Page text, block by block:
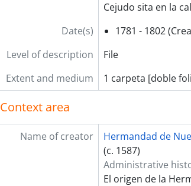
Cejudo sita en la
Date(s)
1781 - 1802
Level of description
File
Extent and medium
1 carpeta [doble
Context area
Name of creator
Hermandad de
(c. 1587)
Administrative
El origen de la